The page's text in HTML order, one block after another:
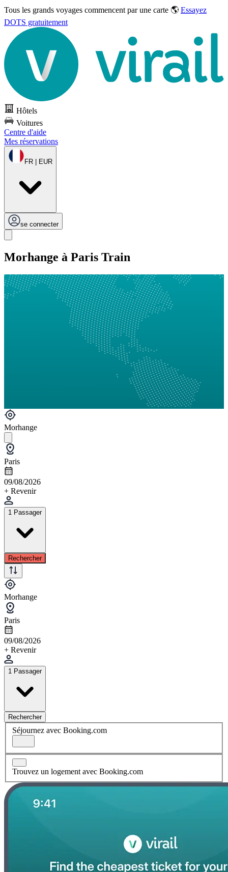
Tous les grands voyages commencent par une carte 🌎 Essayez
DOTS gratuitement
Hôtels
Voitures
Centre d'aide
Mes réservations
FR | EUR
se connecter
Morhange à Paris Train
Morhange
Paris
09/08/2026
+ Revenir
1 Passager
Rechercher
Morhange
Paris
09/08/2026
+ Revenir
1 Passager
Rechercher
Séjournez avec Booking.com
Trouvez un logement avec Booking.com